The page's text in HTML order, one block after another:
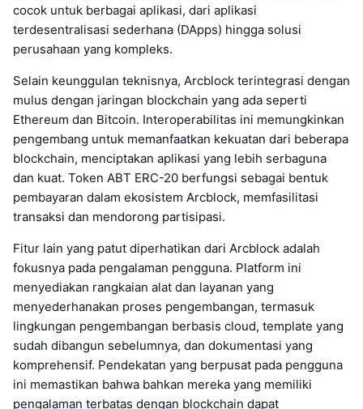
cocok untuk berbagai aplikasi, dari aplikasi
terdesentralisasi sederhana (DApps) hingga solusi
perusahaan yang kompleks.
Selain keunggulan teknisnya, Arcblock terintegrasi dengan
mulus dengan jaringan blockchain yang ada seperti
Ethereum dan Bitcoin. Interoperabilitas ini memungkinkan
pengembang untuk memanfaatkan kekuatan dari beberapa
blockchain, menciptakan aplikasi yang lebih serbaguna
dan kuat. Token ABT ERC-20 berfungsi sebagai bentuk
pembayaran dalam ekosistem Arcblock, memfasilitasi
transaksi dan mendorong partisipasi.
Fitur lain yang patut diperhatikan dari Arcblock adalah
fokusnya pada pengalaman pengguna. Platform ini
menyediakan rangkaian alat dan layanan yang
menyederhanakan proses pengembangan, termasuk
lingkungan pengembangan berbasis cloud, template yang
sudah dibangun sebelumnya, dan dokumentasi yang
komprehensif. Pendekatan yang berpusat pada pengguna
ini memastikan bahwa bahkan mereka yang memiliki
pengalaman terbatas dengan blockchain dapat